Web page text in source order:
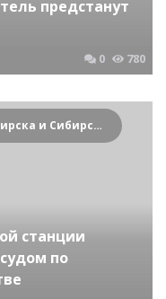
предстанут
0 780
Криминальные новости Новосибирска и Сибирского региона
станции
по